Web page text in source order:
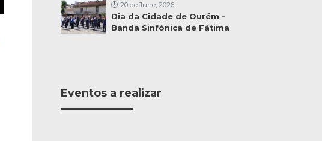
20 de June, 2026
Dia da Cidade de Ourém -
Banda Sinfónica de Fátima
Eventos a realizar